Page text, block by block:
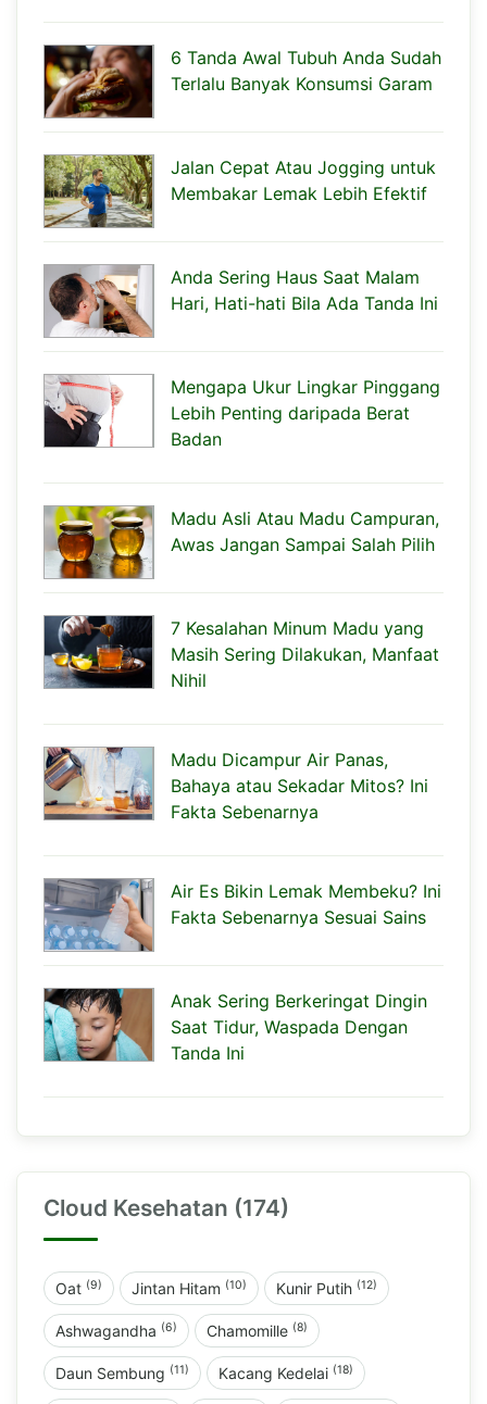
6 Tanda Awal Tubuh Anda Sudah
Terlalu Banyak Konsumsi Garam
Jalan Cepat Atau Jogging untuk
Membakar Lemak Lebih Efektif
Anda Sering Haus Saat Malam
Hari, Hati-hati Bila Ada Tanda Ini
Mengapa Ukur Lingkar Pinggang
Lebih Penting daripada Berat
Badan
Madu Asli Atau Madu Campuran,
Awas Jangan Sampai Salah Pilih
7 Kesalahan Minum Madu yang
Masih Sering Dilakukan, Manfaat
Nihil
Madu Dicampur Air Panas,
Bahaya atau Sekadar Mitos? Ini
Fakta Sebenarnya
Air Es Bikin Lemak Membeku? Ini
Fakta Sebenarnya Sesuai Sains
Anak Sering Berkeringat Dingin
Saat Tidur, Waspada Dengan
Tanda Ini
Cloud Kesehatan (174)
Oat (9) Jintan Hitam (10) Kunir Putih (12)
Ashwagandha (6) Chamomille (8)
Daun Sembung (11) Kacang Kedelai (18)